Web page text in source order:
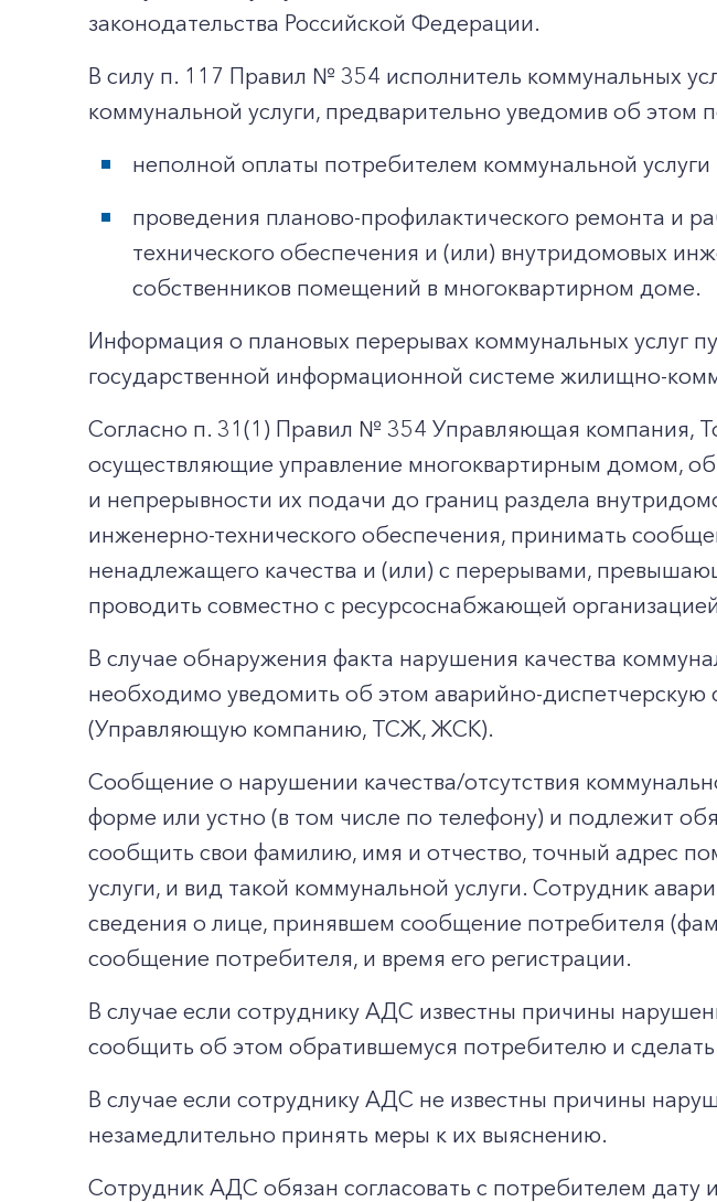
законодательства Российской Федерации.
В силу п. 117 Правил № 354 исполнитель коммунальных
коммунальной услуги, предварительно уведомив об этом
неполной оплаты потребителем коммунальной
проведения планово-профилактического ремонта и
технического обеспечения и (или) внутридомовых
собственников помещений в многоквартирном доме.
Информация о плановых перерывах коммунальных услуг
государственной информационной системе жилищно-
Согласно п. 31(1) Правил № 354 Управляющая компания,
осуществляющие управление многоквартирным домом,
и непрерывности их подачи до границ раздела
инженерно-технического обеспечения, принимать
ненадлежащего качества и (или) с перерывами,
проводить совместно с ресурсоснабжающей
В случае обнаружения факта нарушения качества
необходимо уведомить об этом аварийно-
(Управляющую компанию, ТСЖ, ЖСК).
Сообщение о нарушении качества/отсутствия
форме или устно (в том числе по телефону) и подлежит
сообщить свои фамилию, имя и отчество, точный адрес
услуги, и вид такой коммунальной услуги. Сотрудник
сведения о лице, принявшем сообщение потребителя
сообщение потребителя, и время его регистрации.
В случае если сотруднику АДС известны причины
сообщить об этом обратившемуся потребителю и
В случае если сотруднику АДС не известны причины
незамедлительно принять меры к их выяснению.
Сотрудник АДС обязан согласовать с потребителем